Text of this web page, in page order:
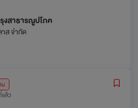
งสาธารณูปโภค
าส จำกัด
ล้ว